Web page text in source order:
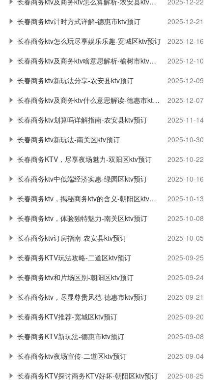
长春商务ktv计时方式详解-德惠市ktv预订
2025-12-21
长春商务ktv怎么玩尽享娱乐乐趣-宽城区ktv预订
2025-12-16
长春商务ktv及商务ktv啥意思解析-榆树市ktv预订
2025-12-10
长春商务ktv新玩法分享-农安县ktv预订
2025-12-09
长春商务ktv及商务ktv什么意思解读-德惠市ktv预订
2025-12-07
长春商务ktv划算吗详解指南-农安县ktv预订
2025-11-14
长春商务ktv新玩法-南关区ktv预订
2025-10-30
长春商务KTV，尽享夜场魅力-双阳区ktv预订
2025-10-22
长春商务ktv中低端经济实惠-绿园区ktv预订
2025-10-16
长春商务ktv，揭秘商务ktv的含义-朝阳区ktv预订
2025-10-13
长春商务ktv，体验独特魅力-南关区ktv预订
2025-10-08
长春商务ktv订房指南-农安县ktv预订
2025-10-05
长春商务KTV玩法攻略-二道区ktv预订
2025-09-25
长春商务ktv和片场区别-朝阳区ktv预订
2025-09-24
长春商务ktv，尽显尊贵风范-德惠市ktv预订
2025-09-21
长春商务KTV推荐-宽城区ktv预订
2025-09-20
长春商务KTV新玩法-德惠市ktv预订
2025-09-08
长春商务ktv夜场宣传-二道区ktv预订
2025-09-04
长春商务KTV探讨商务KTV好坏-朝阳区ktv预订
2025-08-25